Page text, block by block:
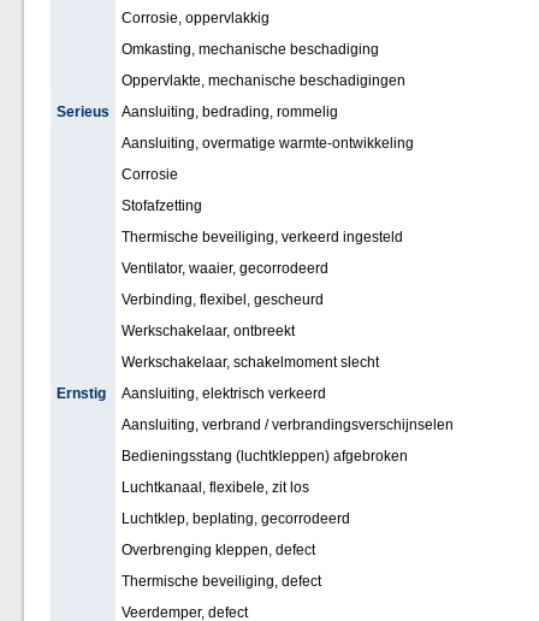
Corrosie, oppervlakkig
Omkasting, mechanische beschadiging
Oppervlakte, mechanische beschadigingen
Serieus
Aansluiting, bedrading, rommelig
Aansluiting, overmatige warmte-ontwikkeling
Corrosie
Stofafzetting
Thermische beveiliging, verkeerd ingesteld
Ventilator, waaier, gecorrodeerd
Verbinding, flexibel, gescheurd
Werkschakelaar, ontbreekt
Werkschakelaar, schakelmoment slecht
Ernstig
Aansluiting, elektrisch verkeerd
Aansluiting, verbrand / verbrandingsverschijnselen
Bedieningsstang (luchtkleppen) afgebroken
Luchtkanaal, flexibele, zit los
Luchtklep, beplating, gecorrodeerd
Overbrenging kleppen, defect
Thermische beveiliging, defect
Veerdemper, defect